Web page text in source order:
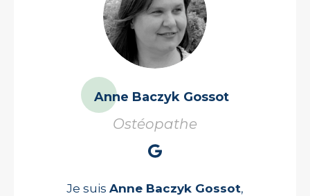
Anne Baczyk Gossot
Ostéopathe
Je suis Anne Baczyk Gossot,